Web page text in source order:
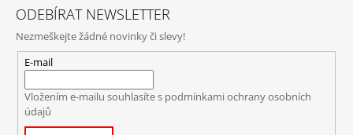
ODEBÍRAT NEWSLETTER
Nezmeškejte žádné novinky či slevy!
E-mail
Vložením e-mailu souhlasíte s podmínkami ochrany osobních
údajů